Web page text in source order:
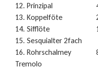
12. Prinzipal
13. Koppelföte
14. Sifflöte
15. Sesquialter 2fach
16. Rohrschalmey
Tremolo